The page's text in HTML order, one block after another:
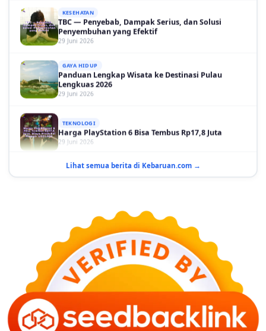
Penyembuhan yang Efektif
29 Juni 2026
GAYA HIDUP
Lengkuas 2026
29 Juni 2026
29 Juni 2026
10 Adegan Film Terikat Janji yang Sangat Tak
Terduga
Bahaya Memakai Softlens untuk Mata yang Jarang
Diketahui
29 Juni 2026
NASIONAL
PLN Kalimantan Lakukan Manajemen Beban
Akibat Gangguan PLTGU
29 Juni 2026
KEUANGAN & INVESTASI
Harga Minyak Dunia Hari Ini Naik, WTI dan Brent
Lihat semua berita di Kebaruan.com →